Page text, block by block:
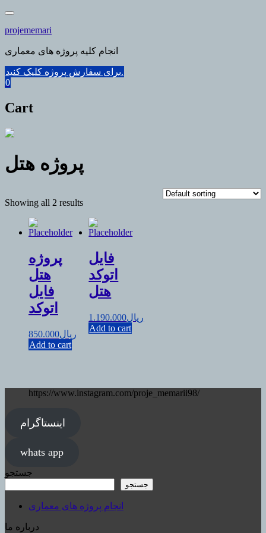
Skip
content
projememari
انجام کلیه پروژه های معماری
برای سفارش پروژه کلیک کنید.
0
Cart
پروژه هتل
Showing all 2 results
پروژه
هتل
فایل
اتوکد
ریال850.000
Add to cart
فایل
اتوکد
هتل
ریال1.190.000
Add to cart
https://www.instagram.com/proje_memarii98/
اینستاگرام
whats app
جستجو
جستجو
انجام پروژه های معماری
درباره ما